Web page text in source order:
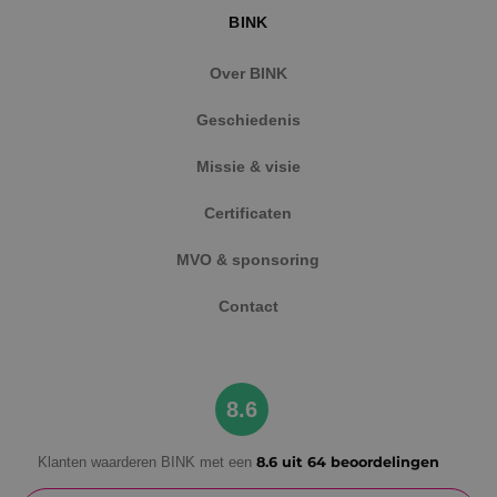
BINK
Over BINK
Geschiedenis
Missie & visie
Certificaten
MVO & sponsoring
Contact
8.6
Klanten waarderen BINK met een 8.6 uit 64 beoordelingen
VISITOR_PRIVACY_METADATA